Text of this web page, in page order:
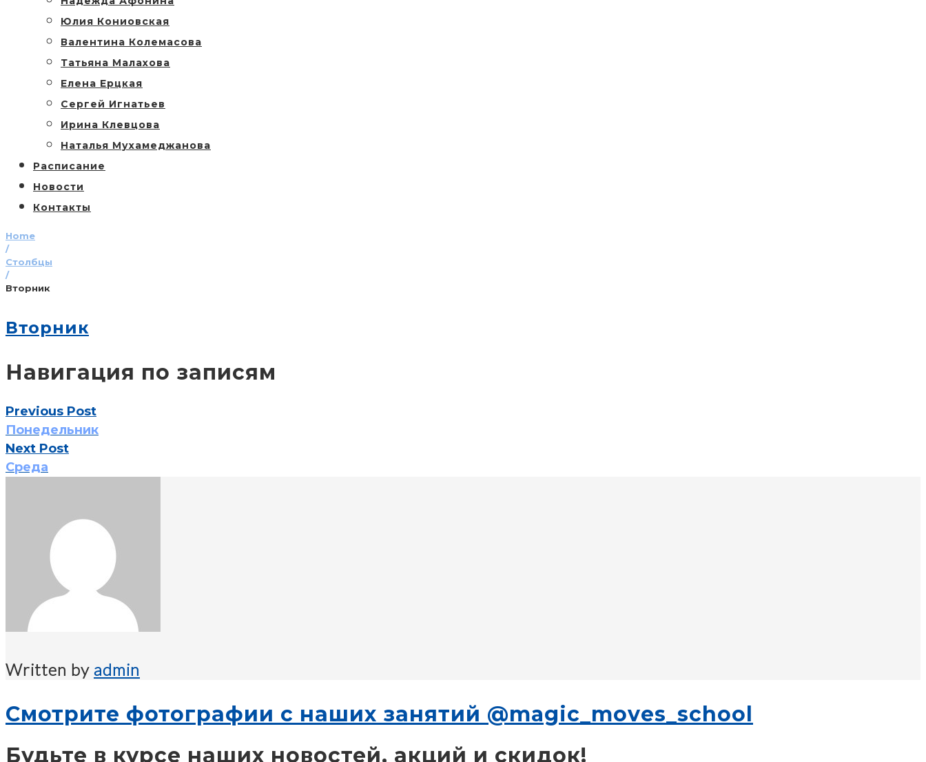
Юлия Кониовская
Валентина Колемасова
Татьяна Малахова
Елена Ерцкая
Сергей Игнатьев
Ирина Клевцова
Наталья Мухамеджанова
Расписание
Новости
Контакты
Home
/
Столбцы
/
Вторник
Вторник
Навигация по записям
Previous Post
Понедельник
Next Post
Среда
Written by admin
Смотрите фотографии с наших занятий @magic_moves_school
Будьте в курсе наших новостей, акций и скидок!